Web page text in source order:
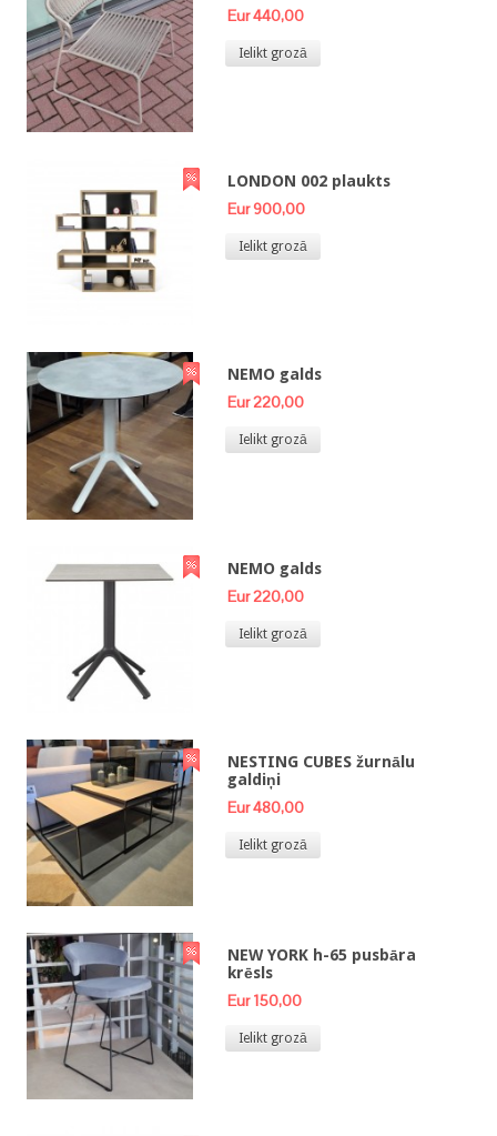
Eur 440,00
Ielikt grozā
LONDON 002 plaukts
Eur 900,00
Ielikt grozā
NEMO galds
Eur 220,00
Ielikt grozā
NEMO galds
Eur 220,00
Ielikt grozā
NESTING CUBES žurnālu
galdiņi
Eur 480,00
Ielikt grozā
NEW YORK h-65 pusbāra
krēsls
Eur 150,00
Ielikt grozā